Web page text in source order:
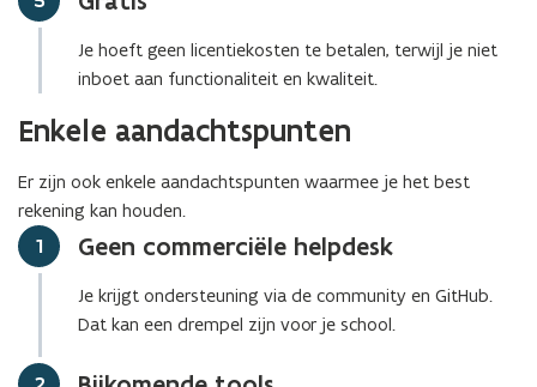
Je hoeft geen licentiekosten te betalen, terwijl je niet
inboet aan functionaliteit en kwaliteit.
Enkele aandachtspunten
Er zijn ook enkele aandachtspunten waarmee je het best
rekening kan houden.
Stap
1 Geen commerciële helpdesk
Je krijgt ondersteuning via de community en GitHub.
Dat kan een drempel zijn voor je school.